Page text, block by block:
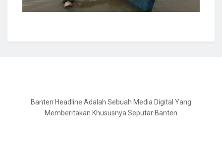
Banten Headline Adalah Sebuah Media Digital Yang
Memberitakan Khususnya Seputar Banten